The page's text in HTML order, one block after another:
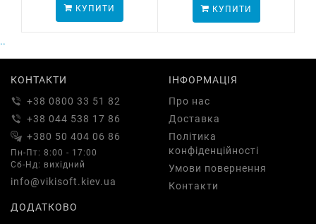
КУПИТИ КУПИТИ
..
КОНТАКТИ
+38 0800 33 51 82
+38 044 538 17 86
+380 50 404 06 86
Пн-Пт: 8:00 - 17:00
Сб-Нд: вихідний
info@vikisoft.kiev.ua
ІНФОРМАЦІЯ
Про нас
Доставка
Політика
конфіденційності
Умови повернення
Контакти
ДОДАТКОВО